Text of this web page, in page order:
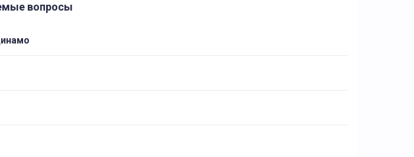
вопросы